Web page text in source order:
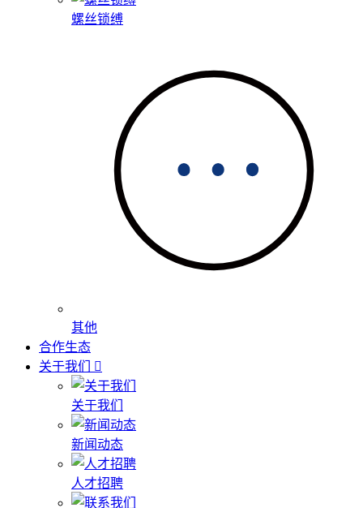
螺丝锁缚
其他
合作生态
关于我们
关于我们
新闻动态
人才招聘